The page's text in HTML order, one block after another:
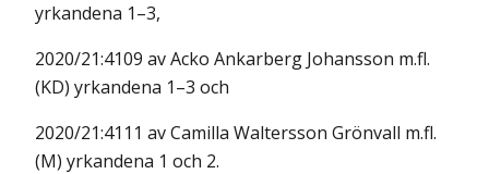
yrkandena 1–3,
2020/21:4109 av Acko Ankarberg Johansson m.fl.
(KD) yrkandena 1–3 och
2020/21:4111 av Camilla Waltersson Grönvall m.fl.
(M) yrkandena 1 och 2.